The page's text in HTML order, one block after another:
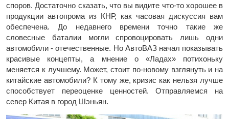
споров. Достаточно сказать, что вы видите что-то хорошее в
продукции автопрома из КНР, как часовая дискуссия вам
обеспечена. До недавнего времени точно такие же
словесные баталии могли спровоцировать лишь одни
автомобили - отечественные. Но АвтоВАЗ начал показывать
красивые концепты, а мнение о «Ладах» потихоньку
меняется к лучшему. Может, стоит по-новому взглянуть и на
китайские автомобили? К тому же, кризис как нельзя лучше
способствует переоценке ценностей. Отправляемся на
север Китая в город Шэньян.